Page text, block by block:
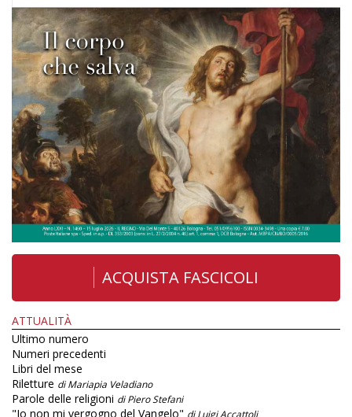
ACQUISTA FASCICOLI
ATTUALITÀ
Ultimo numero
Numeri precedenti
Libri del mese
Riletture di Mariapia Veladiano
Parole delle religioni di Piero Stefani
"Io non mi vergogno del Vangelo"